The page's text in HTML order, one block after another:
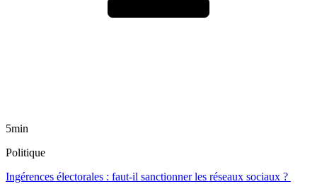
5min
Politique
Ingérences électorales : faut-il sanctionner les réseaux sociaux ?